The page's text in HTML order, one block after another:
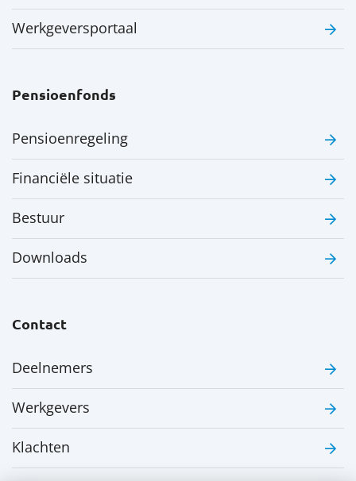
Werkgeversportaal
Pensioenfonds
Pensioenregeling
Financiële situatie
Bestuur
Downloads
Contact
Deelnemers
Werkgevers
Klachten